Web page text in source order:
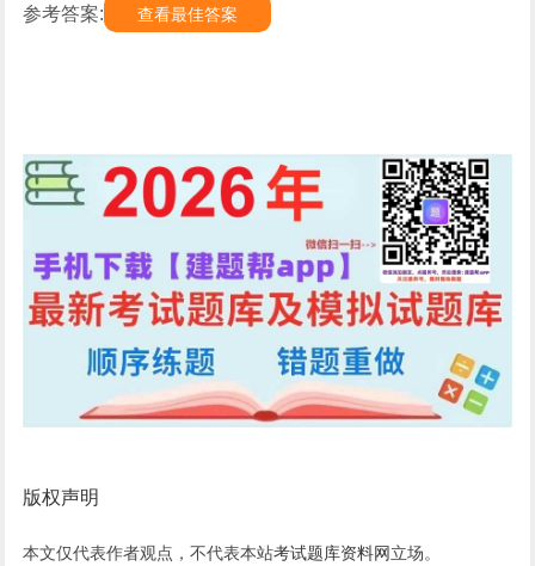
参考答案: 查看最佳答案
版权声明
本文仅代表作者观点，不代表本站考试题库资料网立场。